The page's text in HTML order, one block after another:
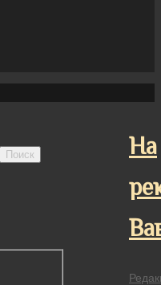
На
Поиск